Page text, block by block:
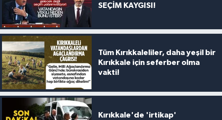
SEÇİM KAYGISI!
Tüm Kırıkkaleliler, daha yeşil bir
Kırıkkale için seferber olma
vakti!
Kırıkkale'de 'irtikap'